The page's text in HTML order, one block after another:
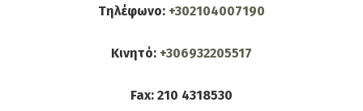
Τηλέφωνο: +302104007190
Κινητό: +306932205517
Fax: 210 4318530